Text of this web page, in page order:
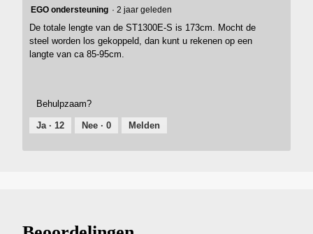
EGO ondersteuning · 2 jaar geleden
De totale lengte van de ST1300E-S is 173cm. Mocht de
steel worden los gekoppeld, dan kunt u rekenen op een
langte van ca 85-95cm.
Behulpzaam?
Ja ·12 Nee ·0 Melden